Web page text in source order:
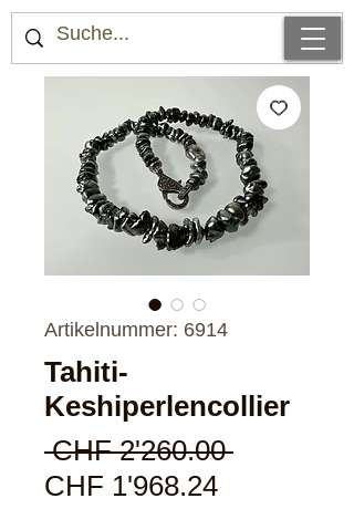
Artikelnummer: 6914
Tahiti-
Keshiperlencollier
CHF 2'260.00
CHF 1'968.24Sale-